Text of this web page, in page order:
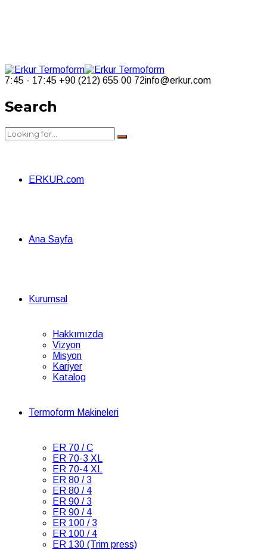
7:45 - 17:45 +90 (212) 655 00 72info@erkur.com
Search
ERKUR.com
Ana Sayfa
Kurumsal
Hakkımızda
Vizyon
Misyon
Kariyer
Katalog
Termoform Makineleri
ER 70 / C
ER 70-3 XL
ER 70-4 XL
ER 80 / 3
ER 80 / 4
ER 90 / 3
ER 90 / 4
ER 100 / 3
ER 100 / 4
ER 130 (Trim press)